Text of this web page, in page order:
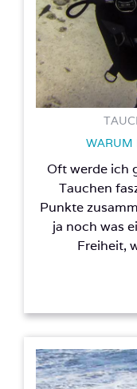
WARUM
Oft werde ich
Tauchen
Punkte
ja noch was
Freiheit,